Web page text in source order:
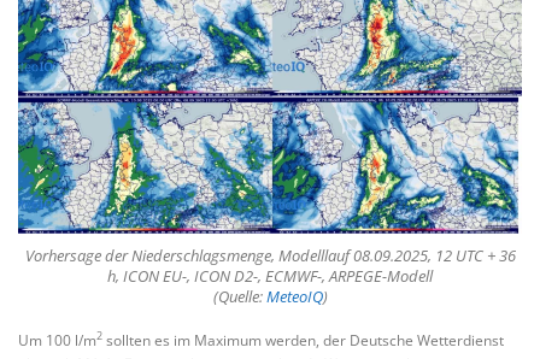
Vorhersage der Niederschlagsmenge, Modelllauf 08.09.2025, 12 UTC + 36
h, ICON EU-, ICON D2-, ECMWF-, ARPEGE-Modell
(Quelle:MeteoIQ)
Um 100 l/m2 sollten es im Maximum werden, der Deutsche Wetterdienst